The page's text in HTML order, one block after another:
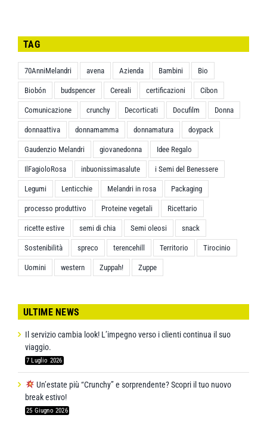
TAG
70AnniMelandri avena Azienda Bambini Bio
Biobón budspencer Cereali certificazioni Cibon
Comunicazione crunchy Decorticati Docufilm Donna
donnaattiva donnamamma donnamatura doypack
Gaudenzio Melandri giovanedonna Idee Regalo
IlFagioloRosa inbuonissimasalute i Semi del Benessere
Legumi Lenticchie Melandri in rosa Packaging
processo produttivo Proteine vegetali Ricettario
ricette estive semi di chia Semi oleosi snack
Sostenibilità spreco terencehill Territorio Tirocinio
Uomini western Zuppah! Zuppe
ULTIME NEWS
Il servizio cambia look! L’impegno verso i clienti continua il suo
viaggio.
7 Luglio 2026
Un’estate più “Crunchy” e sorprendente? Scopri il tuo nuovo
break estivo!
25 Giugno 2026